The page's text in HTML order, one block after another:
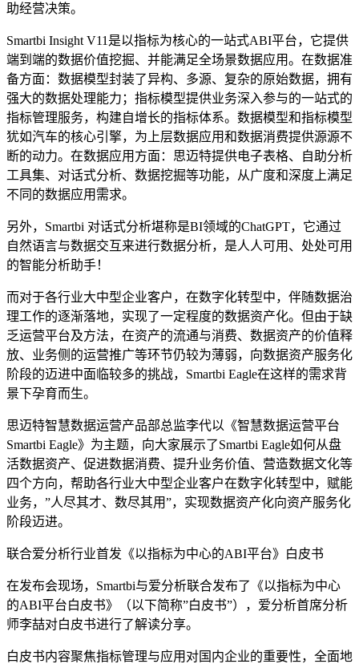
助经营决策。
Smartbi Insight V11是以指标为核心的一站式ABI平台，它提供
端到端的数据价值挖掘、并能满足全场景数据应用。在数据准
备方面：数据模型封装了异构、多源、复杂的原始数据，拥有
强大的数据处理能力；指标模型提供业务深入参与的一站式的
指标管理服务，构建自增长的指标体系。数据模型和指标模型
犹如汽车的核心引擎，为上层数据应用和数据消费提供源源不
断的动力。在数据应用方面：思迈特提供电子表格、自助分析
工具集、对话式分析、数据挖掘等功能，从广度和深度上满足
不同的数据应用需求。
另外，Smartbi 对话式分析堪称是BI领域的ChatGPT，它通过
自然语言与数据交互来进行数据分析，是人人可用、处处可用
的智能分析助手！
而对于各行业大中型企业客户，在数字化转型中，伴随数据治
理工作的逐渐落地，实现了一定程度的数据资产化。但由于缺
乏运营平台及方法，在资产的流通与消费、数据资产的价值释
放、业务侧的运营推广等环节仍较为薄弱，向数据资产服务化
阶段的迈进中面临较多的挑战，Smartbi Eagle在这样的需求背
景下孕育而生。
思迈特智慧数据运营产品部总监李代以《智慧数据运营平台
Smartbi Eagle》为主题，向大家展示了Smartbi Eagle如何从盘
活数据资产、促进数据消费、提升业务价值、营造数据文化等
四个方向，帮助各行业大中型企业客户在数字化转型中，赋能
业务，”人尽其才、数尽其用”，实现数据资产化向资产服务化
阶段迈进。
联合爱分析行业首发《以指标为中心的ABI平台》白皮书
在发布会现场，Smartbi与爱分析联合发布了《以指标为中心
的ABI平台白皮书》（以下简称”白皮书”），爱分析首席分析
师李喆对白皮书进行了解读分享。
白皮书内容聚焦指标管理与应用对国内企业的重要性，全面地